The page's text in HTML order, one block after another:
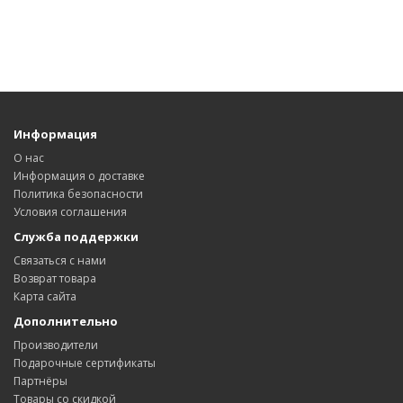
Информация
О нас
Информация о доставке
Политика безопасности
Условия соглашения
Служба поддержки
Связаться с нами
Возврат товара
Карта сайта
Дополнительно
Производители
Подарочные сертификаты
Партнёры
Товары со скидкой